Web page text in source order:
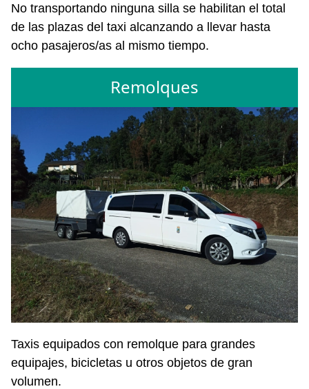
No transportando ninguna silla se habilitan el total
de las plazas del taxi alcanzando a llevar hasta
ocho pasajeros/as al mismo tiempo.
Remolques
Taxis equipados con remolque para grandes
equipajes, bicicletas u otros objetos de gran
volumen.